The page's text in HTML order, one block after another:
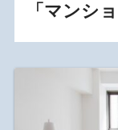
「マンシ